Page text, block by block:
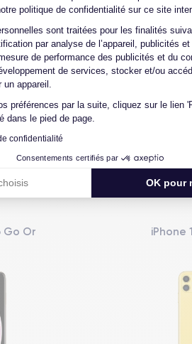
politique de confidentialité sur ce site
sont traitées pour les finalités
par analyse de l’appareil, publicités
de performance des publicités et du
de services, stocker et/ou
appareil.
préférences par la suite, cliquez sur le lien
dans le pied de page.
confidentialité
Consentements certifiés par
OK pour
Axeptio consent
nous-
un maximum
Un SAV
Nos équipes sont
notre atelier pour
cas
Vous aimerez aussi
Go Or iPhone